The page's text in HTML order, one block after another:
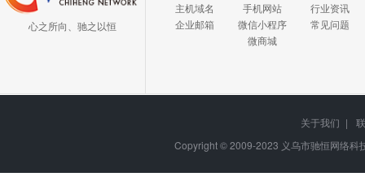
心之所向、驰之以恒
主机域名
企业邮箱
手机网站
微信小程序
微商城
行业资讯
常见问题
关于我们 |
Copyright © 2009-2023 义乌市驰恒网络科